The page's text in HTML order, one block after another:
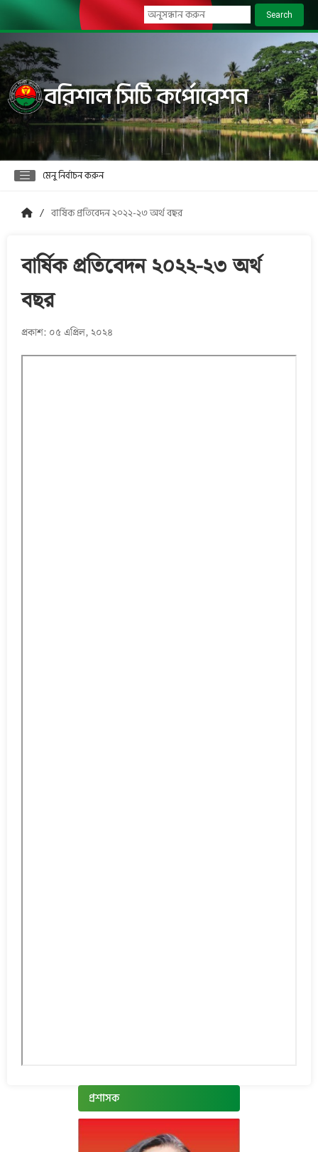
Search
বরিশাল সিটি কর্পোরেশন
মেনু নির্বাচন করুন
বার্ষিক প্রতিবেদন ২০২২-২৩ অর্থ বছর
বার্ষিক প্রতিবেদন ২০২২-২৩ অর্থ
বছর
প্রকাশ: ০৫ এপ্রিল, ২০২৪
প্রশাসক